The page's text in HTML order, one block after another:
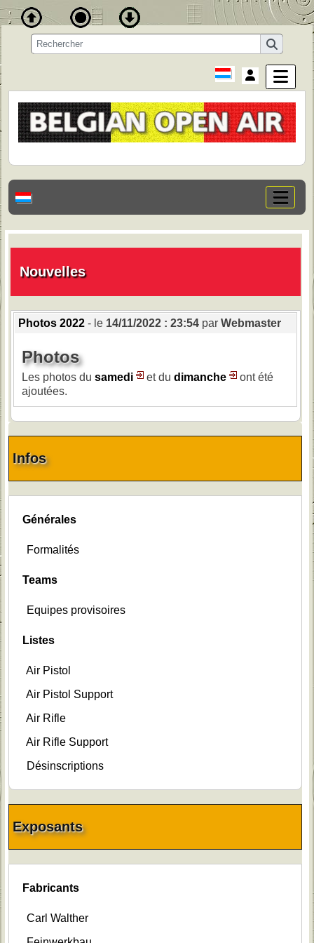
Infos
Générales
Formalités
Teams
Equipes provisoires
Listes
Air Pistol
Air Pistol Support
Air Rifle
Air Rifle Support
Désinscriptions
Exposants
Fabricants
Carl Walther
Nouvelles
Photos 2022 - le 14/11/2022 : 23:54par Webmaster
Photos
Les photos du samedi et du dimanche
ont été
ajoutées.